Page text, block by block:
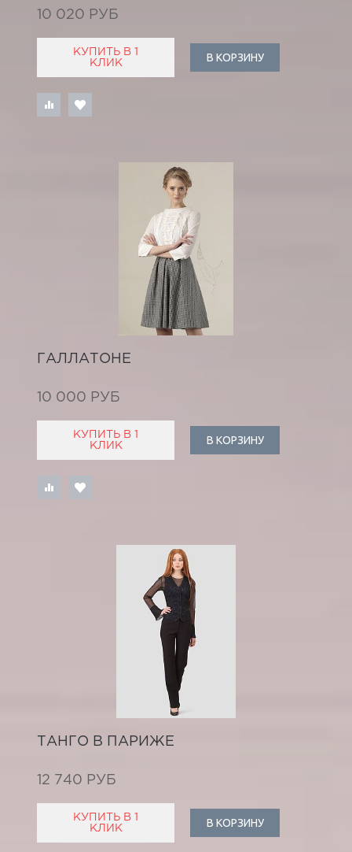
10 020 РУБ
КУПИТЬ В 1
КЛИК
В КОРЗИНУ
ГАЛЛАТОНЕ
10 000 РУБ
КУПИТЬ В 1
КЛИК
В КОРЗИНУ
ТАНГО В ПАРИЖЕ
12 740 РУБ
КУПИТЬ В 1
КЛИК
В КОРЗИНУ